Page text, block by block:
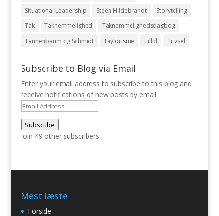
Situational Leadership
Steen Hildebrandt
Storytelling
Tak
Taknemmelighed
Taknemmelighedsdagbog
Tannenbaum og Schmidt
Taylorisme Tillid Trivsel
Subscribe to Blog via Email
Enter your email address to subscribe to this blog and
receive notifications of new posts by email.
Email
Address
Subscribe
Join 49 other subscribers
Mest læste
Forside